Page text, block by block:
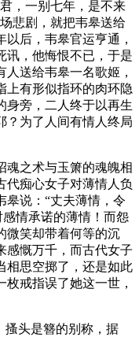
，一别七年，是不来
悲剧，就把韦皋送给
后，韦皋官运亨通，
讯，他悔恨不已，于是
送给韦皋一名歌姬，
上有形似指环的肉环隐
身旁，二人终于以再生
？为了人间有情人终局
魂之术与玉箫的魂魄相
代痴心女子对薄情人负
皋说：“丈夫薄情，令
情承诺的薄情！而怨
微笑却带着何等的沉
感慨万千，而古代女子
相思空掷了，还是如此
戒指误了她这一世，
是簪的别称，据